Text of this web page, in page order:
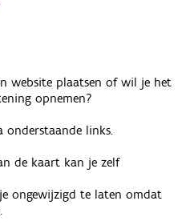
website plaatsen of wil je het
opnemen?
onderstaande links.
de kaart kan je zelf
ongewijzigd te laten omdat